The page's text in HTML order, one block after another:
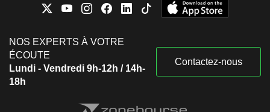
NOS EXPERTS À VOTRE
ÉCOUTE
Lundi - Vendredi 9h-12h / 14h-
18h
Contactez-nous